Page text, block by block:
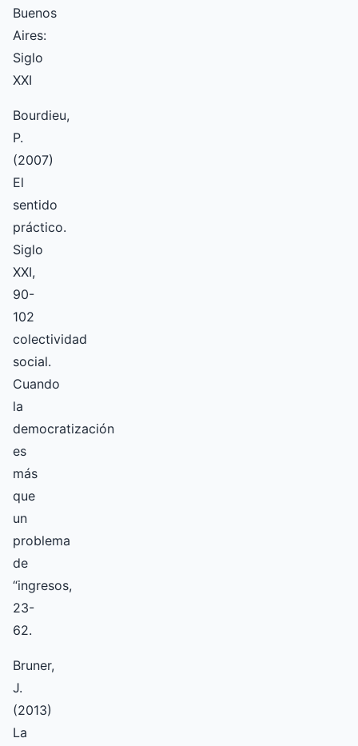
Buenos
Aires:
Siglo
XXI
Bourdieu,
P.
(2007)
El
sentido
práctico.
Siglo
XXI,
90-
102
colectividad
social.
Cuando
la
democratización
es
más
que
un
problema
de
“ingresos,
23-
62.
Bruner,
J.
(2013)
La